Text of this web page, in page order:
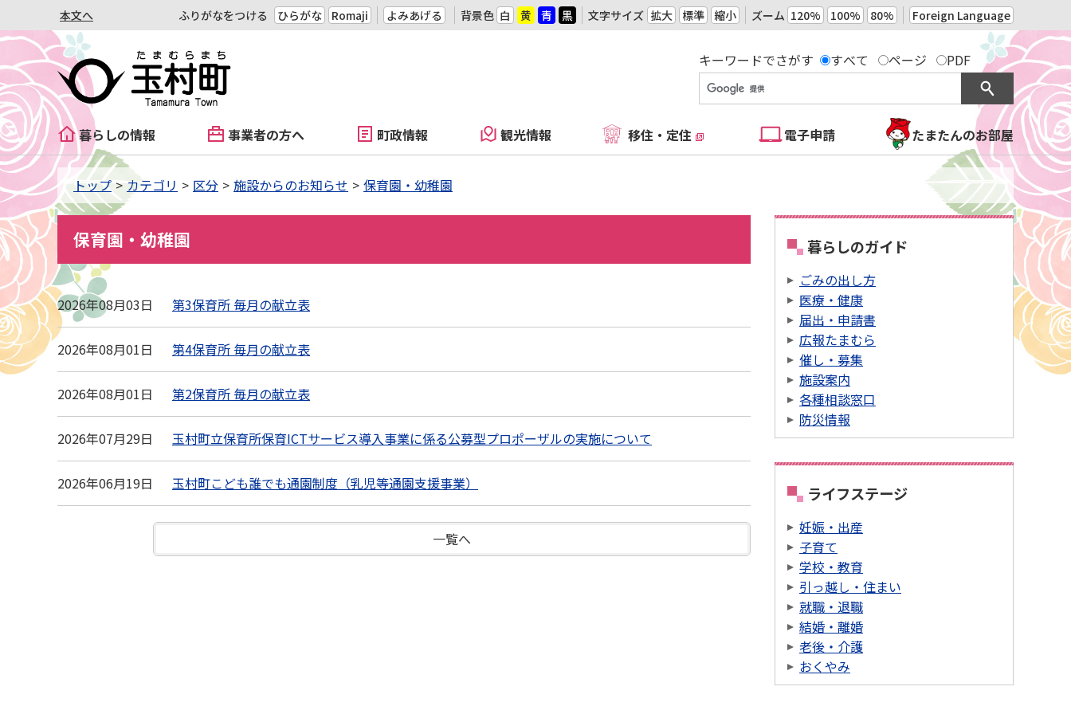
本文へ ふりがなをつける ひらがな Romaji よみあげる 背景色 白 黄 青 黒 文字サイズ 拡大 標準 縮小 ズーム 120% 100% 80% Foreign Language
キーワードでさがす すべて ページ PDF
暮らしの情報 事業者の方へ 町政情報 観光情報 移住・定住 電子申請 たまたんのお部屋
トップ カテゴリ 区分 施設からのお知らせ 保育園・幼稚園
保育園・幼稚園
2026年08月03日 第3保育所 毎月の献立表
2026年08月01日 第4保育所 毎月の献立表
2026年08月01日 第2保育所 毎月の献立表
2026年07月29日 玉村町立保育所保育ICTサービス導入事業に係る公募型プロポーザルの実施について
2026年06月19日 玉村町こども誰でも通園制度（乳児等通園支援事業）
一覧へ
暮らしのガイド
ごみの出し方
医療・健康
届出・申請書
広報たまむら
催し・募集
施設案内
各種相談窓口
防災情報
ライフステージ
妊娠・出産
子育て
学校・教育
引っ越し・住まい
就職・退職
結婚・離婚
老後・介護
おくやみ